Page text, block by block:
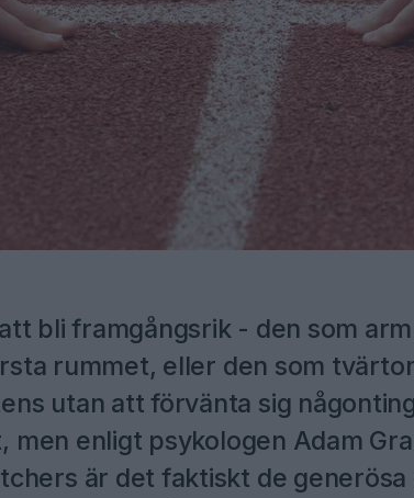
bli framgångsrik - den som
rummet, eller den som
utan att förvänta sig
men enligt psykologen Adam
är det faktiskt de generösa